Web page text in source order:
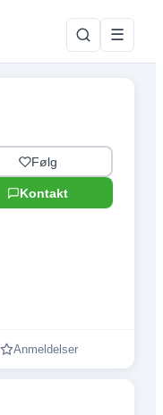
☰
Følg
Kontakt
Anmeldelser